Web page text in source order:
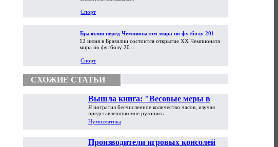
Спорт
Бразилия перед Чемпионатом мира по футболу 2014
12 июня в Бразилии состоится открытие XX Чемпионата
мира по футболу 20...
Спорт
СХОЖИЕ СТАТЬИ
Вышла книга: "Весовые меры в
торговой практике Античности и
Средневековья"
Я потратил бесчисленное количество часов, изучая
представленную мне рукопись...
Нумизматика
Производители игровых консолей